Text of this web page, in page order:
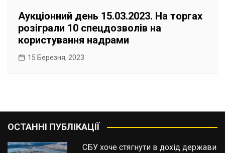
Аукціонний день 15.03.2023. На торгах
розіграли 10 спецдозволів на
користування надрами
15 Березня, 2023
ОСТАННІ ПУБЛІКАЦІЇ
СБУ хоче стягнути в дохід держави